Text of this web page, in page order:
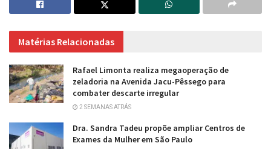
Matérias Relacionadas
Rafael Limonta realiza megaoperação de
zeladoria na Avenida Jacu-Pêssego para
combater descarte irregular
2 SEMANAS ATRÁS
Dra. Sandra Tadeu propõe ampliar Centros de
Exames da Mulher em São Paulo